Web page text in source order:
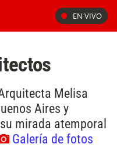
EN VIVO
Melisa
Aires y
mirada atemporal
Galería de fotos